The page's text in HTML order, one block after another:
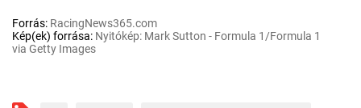
Forrás: RacingNews365.com
Kép(ek) forrása: Nyitókép: Mark Sutton - Formula 1/Formula 1
via Getty Images